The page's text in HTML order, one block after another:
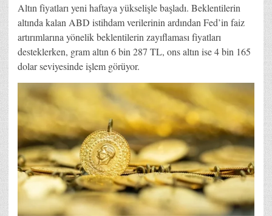
Altın fiyatları yeni haftaya yükselişle başladı. Beklentilerin
altında kalan ABD istihdam verilerinin ardından Fed’in faiz
artırımlarına yönelik beklentilerin zayıflaması fiyatları
desteklerken, gram altın 6 bin 287 TL, ons altın ise 4 bin 165
dolar seviyesinde işlem görüyor.